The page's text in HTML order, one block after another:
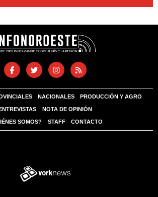
NACIONALES PRODUCCIÓN Y AGRO
NOTA DE OPINIÓN
SOMOS? STAFF CONTACTO